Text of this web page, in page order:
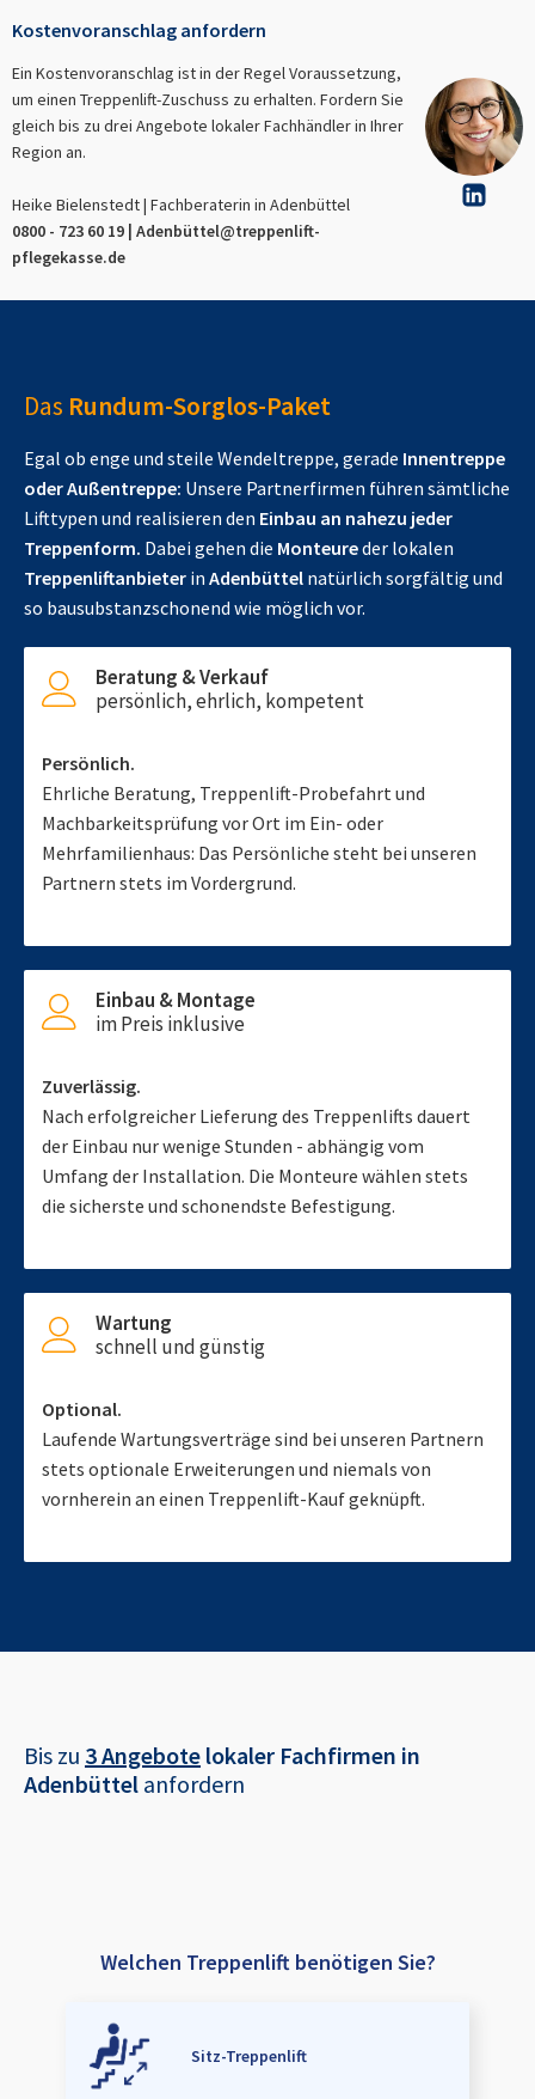
Kostenvoranschlag anfordern
Ein Kostenvoranschlag ist in der Regel Voraussetzung,
um einen Treppenlift-Zuschuss zu erhalten. Fordern Sie
gleich bis zu drei Angebote lokaler Fachhändler in Ihrer
Region an.
Heike Bielenstedt | Fachberaterin in Adenbüttel
0800 - 723 60 19 | Adenbüttel@treppenlift-
pflegekasse.de
Das Rundum-Sorglos-Paket
Egal ob enge und steile Wendeltreppe, gerade Innentreppe
oder Außentreppe: Unsere Partnerfirmen führen sämtliche
Lifttypen und realisieren den Einbau an nahezu jeder
Treppenform. Dabei gehen die Monteureder lokalen
Treppenliftanbieter in Adenbüttel natürlich sorgfältig und
so bausubstanzschonend wie möglich vor.
Beratung & Verkauf
persönlich, ehrlich, kompetent
Persönlich.
Ehrliche Beratung, Treppenlift-Probefahrt und
Machbarkeitsprüfung vor Ort im Ein- oder
Mehrfamilienhaus: Das Persönliche steht bei unseren
Partnern stets im Vordergrund.
Einbau & Montage
im Preis inklusive
Zuverlässig.
Nach erfolgreicher Lieferung des Treppenlifts dauert
der Einbau nur wenige Stunden - abhängig vom
Umfang der Installation. Die Monteure wählen stets
die sicherste und schonendste Befestigung.
Wartung
schnell und günstig
Optional.
Laufende Wartungsverträge sind bei unseren Partnern
stets optionale Erweiterungen und niemals von
vornherein an einen Treppenlift-Kauf geknüpft.
Bis zu 3 Angebote lokaler Fachfirmen in
Adenbüttel anfordern
Welchen Treppenlift benötigen Sie?
Sitz-Treppenlift